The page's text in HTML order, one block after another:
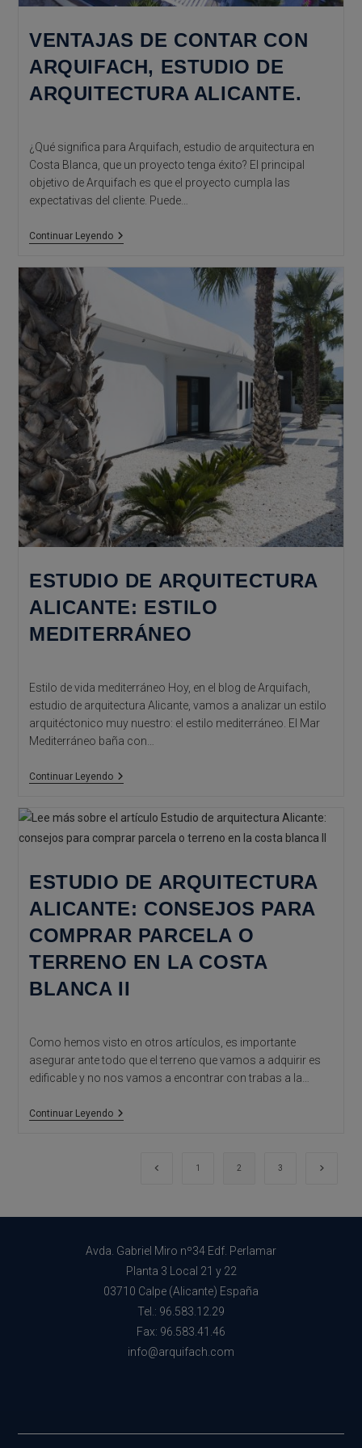
VENTAJAS DE CONTAR CON
ARQUIFACH, ESTUDIO DE
ARQUITECTURA ALICANTE.
¿Qué significa para Arquifach, estudio de arquitectura en
Costa Blanca, que un proyecto tenga éxito? El principal
objetivo de Arquifach es que el proyecto cumpla las
expectativas del cliente. Puede…
Continuar LeyendoVentajas
Con
Arquifach,
Arquitectura
Alicante.
ESTUDIO DE ARQUITECTURA
ALICANTE: ESTILO
MEDITERRÁNEO
Estilo de vida mediterráneo Hoy, en el blog de Arquifach,
estudio de arquitectura Alicante, vamos a analizar un estilo
arquitéctonico muy nuestro: el estilo mediterráneo. El Mar
Mediterráneo baña con…
Continuar LeyendoESTUDIO
ALICANTE:
Mediterráneo
ESTUDIO DE ARQUITECTURA
ALICANTE: CONSEJOS PARA
COMPRAR PARCELA O
TERRENO EN LA COSTA
BLANCA II
Como hemos visto en otros artículos, es importante
asegurar ante todo que el terreno que vamos a adquirir es
edificable y no nos vamos a encontrar con trabas a la…
Continuar LeyendoEstudio
Consejos
O
La
Costa
II
Ir a la página anterior
1 2 3 Ir a la
Avda. Gabriel Miro nº34 Edf. Perlamar
Planta 3 Local 21 y 22
03710 Calpe (Alicante) España
Tel.: 96.583.12.29
Fax: 96.583.41.46
info@arquifach.com